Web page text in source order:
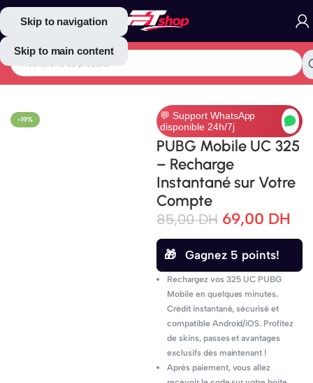
Skip to navigation
Skip to main content
Accueil/Gaming/PUBG Mobile UC
-19%
💬 Support WhatsApp
disponible 24h/7j
PUBG Mobile UC 325
– Recharge
Instantané sur Votre
Compte
85,00DH 69,00 DH
Gagnez 5 points!
Rechargez vos 325 UC PUBG
Mobile en quelques minutes.
Crédit instantané, sécurisé et
compatible Android/iOS. Profitez
de skins, passes et avantages
exclusifs dès maintenant !
Après paiement, vous allez